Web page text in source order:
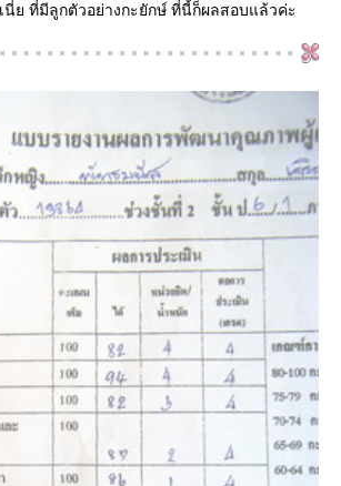
นี่ย ที่มีลูกตัวอย่างกะยักษ์ ที่นี้ก็ผลสอบแล้วค่ะ